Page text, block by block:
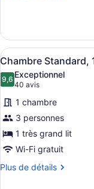
Chambre
Standard
Afficher
toutes
les
photos
pour
ce
type
de
chambre :
8
Chambre Standard,
9,69,6 sur 10
Exceptionnel
40 avis
(40 avis)
1 chambre
3 personnes
1 très grand lit
Wi-Fi gratuit
Plus de détails
Plus